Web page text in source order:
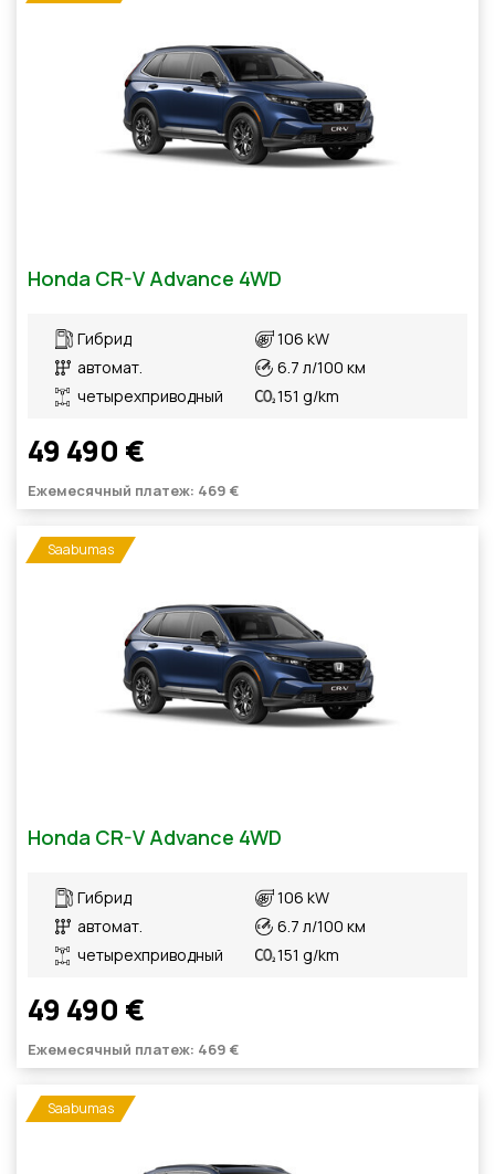
Honda CR-V Advance 4WD
Гибрид
автомат.
четырехприводный
106 kW
6.7 л/100 км
151 g/km
49 490 €
Ежемесячный платеж: 469 €
Saabumas
Honda CR-V Advance 4WD
Гибрид
автомат.
четырехприводный
106 kW
6.7 л/100 км
151 g/km
49 490 €
Ежемесячный платеж: 469 €
Saabumas